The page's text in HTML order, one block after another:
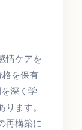
情ケアを
を保有
深く学
ます。
再構築に